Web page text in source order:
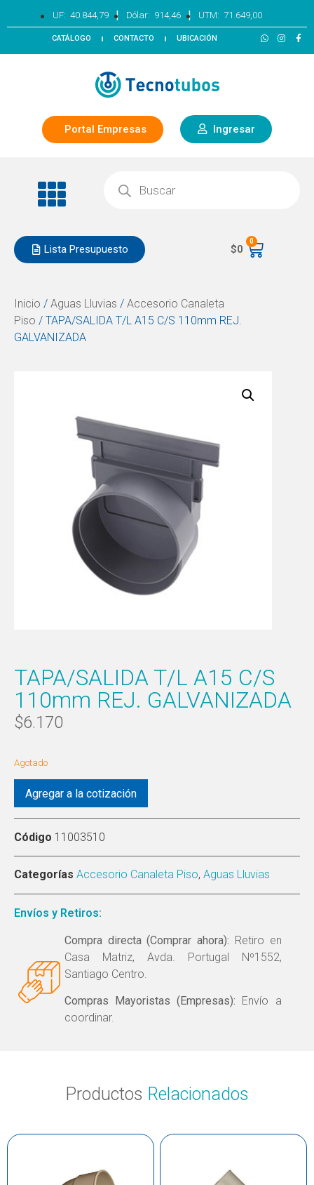
UF: 40.844,79 | Dólar: 914,46 | UTM: 71.649,00
CATÁLOGO CONTACTO UBICACIÓN
Portal Empresas Ingresar
Lista Presupuesto $0
0
Inicio / Aguas Lluvias / Accesorio Canaleta
Piso / TAPA/SALIDA T/L A15 C/S 110mm REJ.
GALVANIZADA
TAPA/SALIDA T/L A15 C/S
110mm REJ. GALVANIZADA
$6.170
Agotado
Agregar a la cotización
Código 11003510
Categorías Accesorio Canaleta Piso, Aguas Lluvias
Envíos y Retiros:
Compra directa (Comprar ahora): Retiro en
Casa Matriz, Avda. Portugal Nº1552,
Santiago Centro.
Compras Mayoristas (Empresas): Envío a
coordinar.
Productos Relacionados